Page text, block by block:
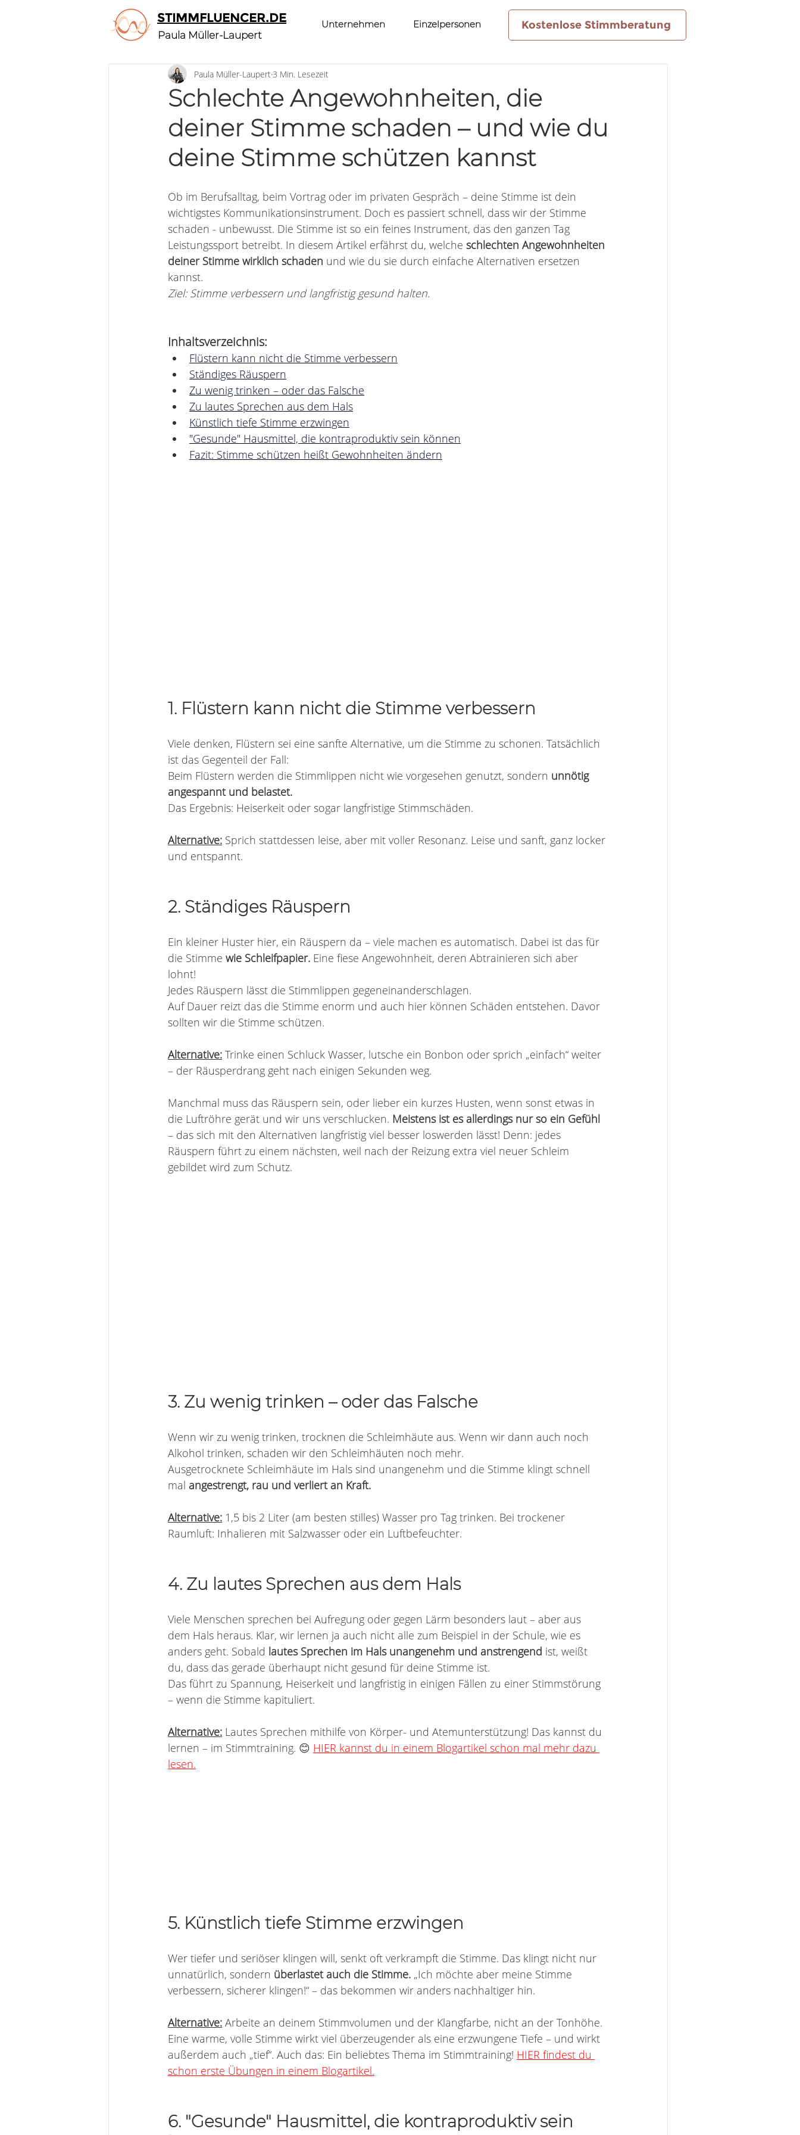
STIMMFLUENCER.DE
Paula Müller-Laupert
Unternehmen Einzelpersonen Kostenlose Stimmberatung
Schlechte Angewohnheiten, die
deiner Stimme schaden – und wie du
deine Stimme schützen kannst
Paula Müller-Laupert 3 Min. Lesezeit
Ob im Berufsalltag, beim Vortrag oder im privaten Gespräch – deine Stimme ist dein
wichtigstes Kommunikationsinstrument. Doch es passiert schnell, dass wir der Stimme
schaden - unbewusst. Die Stimme ist so ein feines Instrument, das den ganzen Tag
Leistungssport betreibt. In diesem Artikel erfährst du, welche schlechten Angewohnheiten
deiner Stimme wirklich schaden und wie du sie durch einfache Alternativen ersetzen
kannst.
Ziel: Stimme verbessern und langfristig gesund halten.
Inhaltsverzeichnis:
Flüstern kann nicht die Stimme verbessern
Ständiges Räuspern
Zu wenig trinken – oder das Falsche
Zu lautes Sprechen aus dem Hals
Künstlich tiefe Stimme erzwingen
"Gesunde" Hausmittel, die kontraproduktiv sein können
Fazit: Stimme schützen heißt Gewohnheiten ändern
1. Flüstern kann nicht die Stimme verbessern
Viele denken, Flüstern sei eine sanfte Alternative, um die Stimme zu schonen. Tatsächlich
ist das Gegenteil der Fall:
Beim Flüstern werden die Stimmlippen nicht wie vorgesehen genutzt, sondern unnötig
angespannt und belastet.
Das Ergebnis: Heiserkeit oder sogar langfristige Stimmschäden.
Alternative: Sprich stattdessen leise, aber mit voller Resonanz. Leise und sanft, ganz locker
und entspannt.
2. Ständiges Räuspern
Ein kleiner Huster hier, ein Räuspern da – viele machen es automatisch. Dabei ist das für
die Stimme wie Schleifpapier. Eine fiese Angewohnheit, deren Abtrainieren sich aber
lohnt!
Jedes Räuspern lässt die Stimmlippen gegeneinanderschlagen.
Auf Dauer reizt das die Stimme enorm und auch hier können Schäden entstehen. Davor
sollten wir die Stimme schützen.
Alternative: Trinke einen Schluck Wasser, lutsche ein Bonbon oder sprich „einfach“ weiter
– der Räusperdrang geht nach einigen Sekunden weg.
Manchmal muss das Räuspern sein, oder lieber ein kurzes Husten, wenn sonst etwas in
die Luftröhre gerät und wir uns verschlucken. Meistens ist es allerdings nur so ein Gefühl
– das sich mit den Alternativen langfristig viel besser loswerden lässt! Denn: jedes
Räuspern führt zu einem nächsten, weil nach der Reizung extra viel neuer Schleim
gebildet wird zum Schutz.
3. Zu wenig trinken – oder das Falsche
Wenn wir zu wenig trinken, trocknen die Schleimhäute aus. Wenn wir dann auch noch
Alkohol trinken, schaden wir den Schleimhäuten noch mehr.
Ausgetrocknete Schleimhäute im Hals sind unangenehm und die Stimme klingt schnell
mal angestrengt, rau und verliert an Kraft.
Alternative: 1,5 bis 2 Liter (am besten stilles) Wasser pro Tag trinken. Bei trockener
Raumluft: Inhalieren mit Salzwasser oder ein Luftbefeuchter.
4. Zu lautes Sprechen aus dem Hals
Viele Menschen sprechen bei Aufregung oder gegen Lärm besonders laut – aber aus
dem Hals heraus. Klar, wir lernen ja auch nicht alle zum Beispiel in der Schule, wie es
anders geht. Sobald lautes Sprechen im Hals unangenehm und anstrengend ist, weißt
du, dass das gerade überhaupt nicht gesund für deine Stimme ist.
Das führt zu Spannung, Heiserkeit und langfristig in einigen Fällen zu einer Stimmstörung
– wenn die Stimme kapituliert.
Alternative: Lautes Sprechen mithilfe von Körper- und Atemunterstützung! Das kannst du
lernen – im Stimmtraining. 😊 HIER kannst du in einem Blogartikel schon mal mehr dazu
lesen.
5. Künstlich tiefe Stimme erzwingen
Wer tiefer und seriöser klingen will, senkt oft verkrampft die Stimme. Das klingt nicht nur
unnatürlich, sondern überlastet auch die Stimme. „Ich möchte aber meine Stimme
verbessern, sicherer klingen!“ – das bekommen wir anders nachhaltiger hin.
Alternative: Arbeite an deinem Stimmvolumen und der Klangfarbe, nicht an der Tonhöhe.
Eine warme, volle Stimme wirkt viel überzeugender als eine erzwungene Tiefe – und wirkt
außerdem auch „tief“. Auch das: Ein beliebtes Thema im Stimmtraining! HIER findest du
schon erste Übungen in einem Blogartikel.
6. "Gesunde" Hausmittel, die kontraproduktiv sein